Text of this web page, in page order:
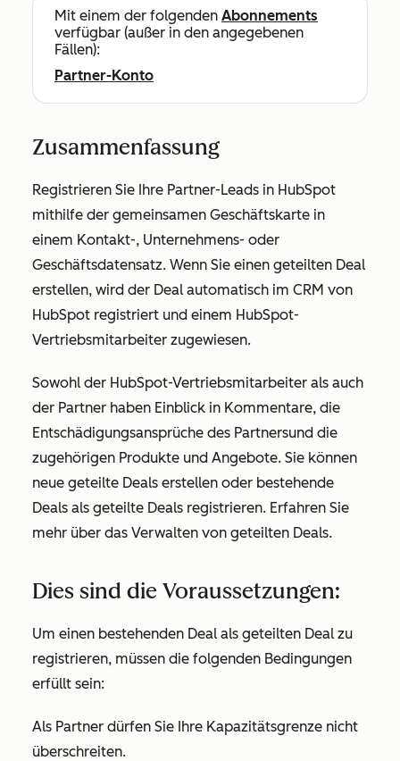
Mit einem der folgenden Abonnements
verfügbar (außer in den angegebenen
Fällen):
Partner-Konto
Zusammenfassung
Registrieren Sie Ihre Partner-Leads in HubSpot
mithilfe der gemeinsamen Geschäftskarte in
einem Kontakt-, Unternehmens- oder
Geschäftsdatensatz. Wenn Sie einen geteilten Deal
erstellen, wird der Deal automatisch im CRM von
HubSpot registriert und einem HubSpot-
Vertriebsmitarbeiter zugewiesen.
Sowohl der HubSpot-Vertriebsmitarbeiter als auch
der Partner haben Einblick in Kommentare, die
Entschädigungsansprüche des Partnersund die
zugehörigen Produkte und Angebote. Sie können
neue geteilte Deals erstellen oder bestehende
Deals als geteilte Deals registrieren. Erfahren Sie
mehr über das Verwalten von geteilten Deals.
Dies sind die Voraussetzungen:
Um einen bestehenden Deal als geteilten Deal zu
registrieren, müssen die folgenden Bedingungen
erfüllt sein:
Als Partner dürfen Sie Ihre Kapazitätsgrenze nicht
überschreiten.